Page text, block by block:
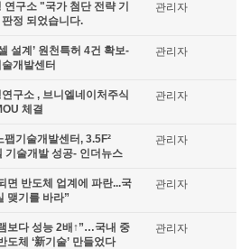
연구소 "국가 첨단 전략 기
정 되었습니다.
관리자
설계’ 원천특허 4건 확보-
개발센터
관리자
구소 , 브니엘네이처주식
체결
관리자
팹기술개발센터, 3.5F²
기술개발 성공- 인더뉴스
관리자
면 반도체 업계에 파란...국
맺기를 바라”
관리자
보다 성능 2배↑”…국내 중
도체 ‘新기술’ 만들었다
관리자